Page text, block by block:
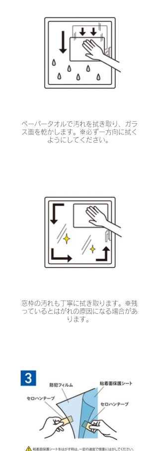
ペーパータオルで汚れを拭き取り、ガラ
ス面を乾かします。※必ず一方向に拭く
ようにしてください。
窓枠の汚れも丁寧に拭き取ります。※残
っているとはがれの原因になる場合があ
ります。